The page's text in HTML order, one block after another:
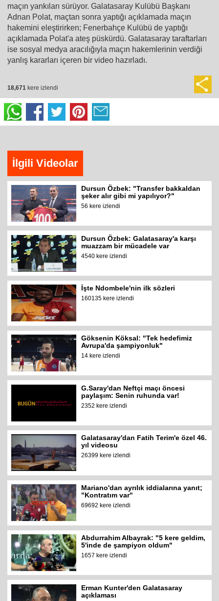
maçın yankıları sürüyor. Galatasaray Kulübü Başkanı
Adnan Polat, maçtan sonra yaptığı açıklamada maçın
hakemini eleştirirken; Fenerbahçe Kulübü de yaptığı
açıklamada Polat'a ateş püskürdü. Galatasaray taraftarları
ise sosyal medya aracılığıyla maçın hakemlerinin verdiği
yanlış kararları içeren bir video hazırladı.
18,671 kere izlendi
İlgili Videolar
Dursun Özbek: "Transfer bakkaldan
şeker alır gibi mi yapılıyor?"
56 kere izlendi
Dursun Özbek: Galatasaray'a karşı
muazzam bir mücadele var
4540 kere izlendi
İşte Ndombele'nin ilk sözleri
160135 kere izlendi
Göksenin Köksal: "Tek hedefimiz
Avrupa'da şampiyonluk"
14 kere izlendi
G.Saray'dan Neftçi maçı öncesi
paylaşım: Senin ruhunda var!
2352 kere izlendi
Galatasaray'dan Fatih Terim'e özel 46.
yıl videosu
26399 kere izlendi
Mariano'dan ayrılık iddialarına yanıt;
"Kontratım var"
69692 kere izlendi
Abdurrahim Albayrak: "5 kere geldim,
5'inde de şampiyon oldum"
1657 kere izlendi
Erman Kunter'den Galatasaray
açıklaması